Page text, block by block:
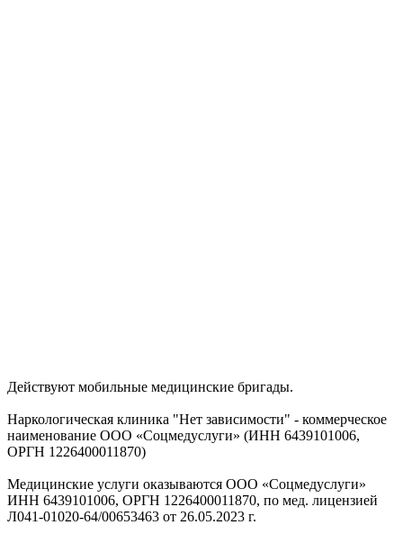
Действуют мобильные медицинские бригады.
Наркологическая клиника "Нет зависимости" - коммерческое
наименование ООО «Соцмедуслуги» (ИНН 6439101006,
ОРГН 1226400011870)
Медицинские услуги оказываются ООО «Соцмедуслуги»
ИНН 6439101006, ОРГН 1226400011870, по мед. лицензией
Л041-01020-64/00653463 от 26.05.2023 г.